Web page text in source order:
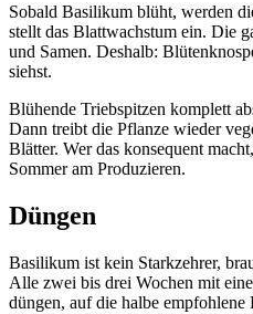
Sobald Basilikum blüht, werden
stellt das Blattwachstum ein. Die
und Samen. Deshalb:
siehst.
Blühende Triebspitzen komplett
Dann treibt die Pflanze wieder
Blätter. Wer das konsequent
Sommer am Produzieren.
Düngen
Basilikum ist kein Starkzehrer,
Alle zwei bis drei Wochen mit
düngen, auf die halbe